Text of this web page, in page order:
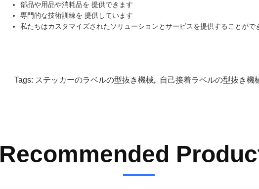
部品や用品や消耗品を 提供できます
専門的な技術訓練を 提供しています
私たちはカスタマイズされたソリューションとサービスを提供することがで
Tags: ステッカーのラベルの型抜き機械, 自己接着ラベルの型抜き機
Recommended